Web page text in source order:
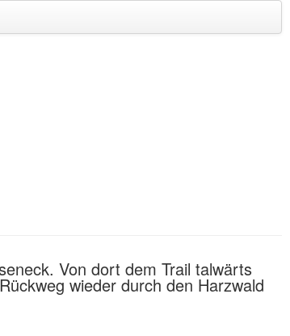
Von dort dem Trail talwärts
wieder durch den Harzwald